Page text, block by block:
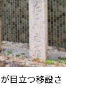
目立つ移設さ